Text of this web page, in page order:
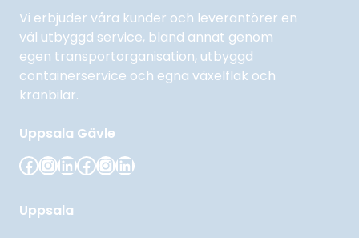
Vi erbjuder våra kunder och leverantörer en
väl utbyggd service, bland annat genom
egen transportorganisation, utbyggd
containerservice och egna växelflak och
kranbilar.
Uppsala
Facebook
Instagram
LinkedIn
Gävle
Facebook
Instagram
LinkedIn
Uppsala